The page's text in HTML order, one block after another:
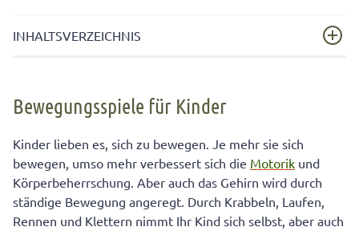
INHALTSVERZEICHNIS
Schon Babys brauchen Gelegenheit zur Bewegung
Überfordern Sie Ihr Kind nicht mit Bewegung
Bewegungsspiele für jeden Tag
Bewegungsspiele für Kinder
Kinder lieben es, sich zu bewegen. Je mehr sie sich
bewegen, umso mehr verbessert sich die Motorik und
Körperbeherrschung. Aber auch das Gehirn wird durch
ständige Bewegung angeregt. Durch Krabbeln, Laufen,
Rennen und Klettern nimmt Ihr Kind sich selbst, aber auch